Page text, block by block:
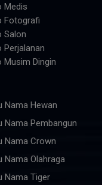
Medis
Fotografi
Salon
Perjalanan
Musim Dingin
Nama Hewan
Nama Pembangun
Nama Crown
Nama Olahraga
Nama Tiger